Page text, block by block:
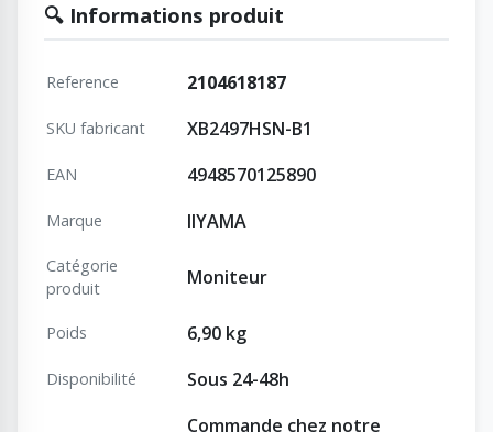
🔍 Informations produit
Reference 2104618187
SKU fabricant XB2497HSN-B1
EAN 4948570125890
Marque IIYAMA
Catégorie
produit
Moniteur
Poids 6,90 kg
Disponibilité Sous 24-48h
Commande chez notre